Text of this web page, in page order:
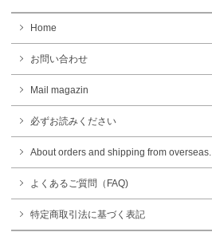
Home
お問い合わせ
Mail magazin
必ずお読みください
About orders and shipping from overseas.
よくあるご質問（FAQ)
特定商取引法に基づく表記